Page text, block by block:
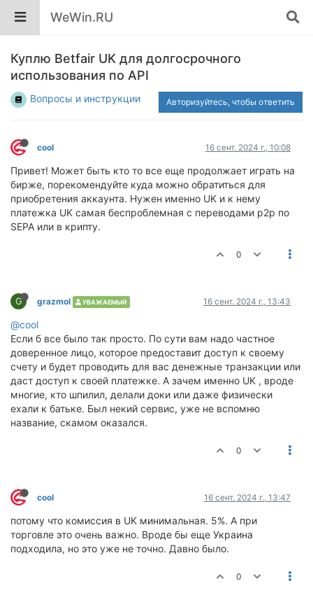
WeWin.RU
Куплю Betfair UK для долгосрочного
использования по API
Вопросы и инструкции Авторизуйтесь, чтобы ответить
cool 16 сент. 2024 г., 10:08
Привет! Может быть кто то все еще продолжает играть на
бирже, порекомендуйте куда можно обратиться для
приобретения аккаунта. Нужен именно UK и к нему
платежка UK самая беспроблемная с переводами p2p по
SEPA или в крипту.
0
G grazmol УВАЖАЕМЫЙ 16 сент. 2024 г., 13:43
@cool
Если б все было так просто. По сути вам надо частное
доверенное лицо, которое предоставит доступ к своему
счету и будет проводить для вас денежные транзакции или
даст доступ к своей платежке. А зачем именно UK , вроде
многие, кто шпилил, делали доки или даже физически
ехали к батьке. Был некий сервис, уже не вспомню
название, скамом оказался.
0
cool 16 сент. 2024 г., 13:47
потому что комиссия в UK минимальная. 5%. А при
торговле это очень важно. Вроде бы еще Украина
подходила, но это уже не точно. Давно было.
0